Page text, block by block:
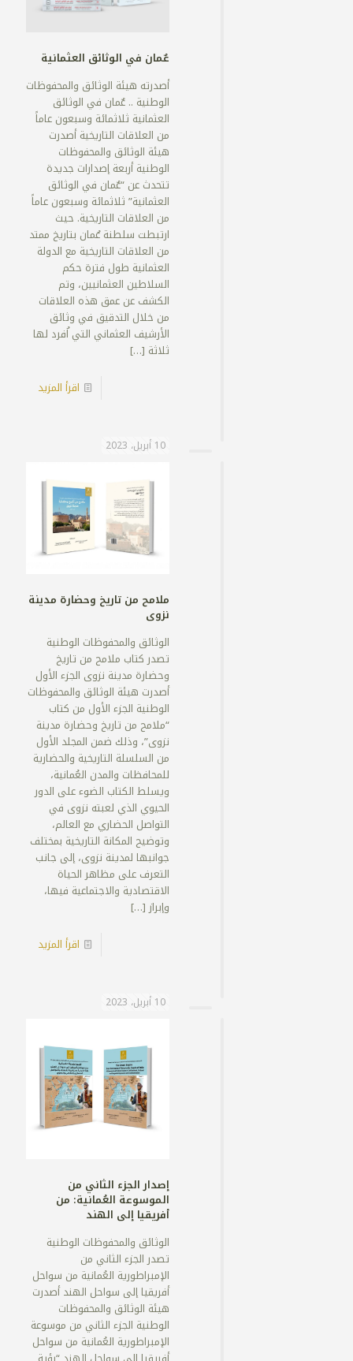
عٌمان في الوثائق العثمانية
أصدرته هيئة الوثائق والمحفوظات
الوطنية .. عٌمان في الوثائق
العثمانية ثلاثمائة وسبعون عاماً
من العلاقات التاريخية أصدرت
هيئة الوثائق والمحفوظات
الوطنية أربعة إصدارات جديدة
تتحدث عن “عٌمان في الوثائق
العثمانية” ثلاثمائة وسبعون عاماً
من العلاقات التاريخية. حيث
ارتبطت سلطنة عُمان بتاريخ ممتد
من العلاقات التاريخية مع الدولة
العثمانية طول فترة حكم
السلاطين العثمانيين، وتم
الكشف عن عمق هذه العلاقات
من خلال التدقيق في وثائق
الأرشيف العثماني التي اُفرد لها
ثلاثة […]
اقرأ المزيد
10 أبريل، 2023
ملامح من تاريخ وحضارة مدينة
نزوى
الوثائق والمحفوظات الوطنية
تصدر كتاب ملامح من تاريخ
وحضارة مدينة نزوى الجزء الأول
أصدرت هيئة الوثائق والمحفوظات
الوطنية الجزء الأول من كتاب
“ملامح من تاريخ وحضارة مدينة
نزوى”، وذلك ضمن المجلد الأول
من السلسلة التاريخية والحضارية
للمحافظات والمدن العُمانية،
ويسلط الكتاب الضوء على الدور
الحيوي الذي لعبته نزوى في
التواصل الحضاري مع العالم،
وتوضيح المكانة التاريخية بمختلف
جوانبها لمدينة نزوى، إلى جانب
التعرف على مظاهر الحياة
الاقتصادية والاجتماعية فيها،
وإبراز […]
اقرأ المزيد
10 أبريل، 2023
إصدار الجزء الثاني من
الموسوعة العُمانية: من
أفريقيا إلى الهند
الوثائق والمحفوظات الوطنية
تصدر الجزء الثاني من
الإمبراطورية العُمانية من سواحل
أفريقيا إلى سواحل الهند أصدرت
هيئة الوثائق والمحفوظات
الوطنية الجزء الثاني من موسوعة
الإمبراطورية العُمانية من سواحل